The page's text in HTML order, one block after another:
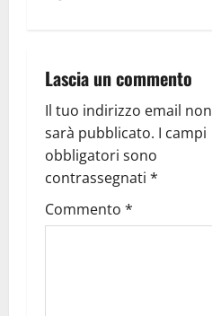
Lascia un commento
Il tuo indirizzo email non
sarà pubblicato. I campi
obbligatori sono
contrassegnati *
Commento *